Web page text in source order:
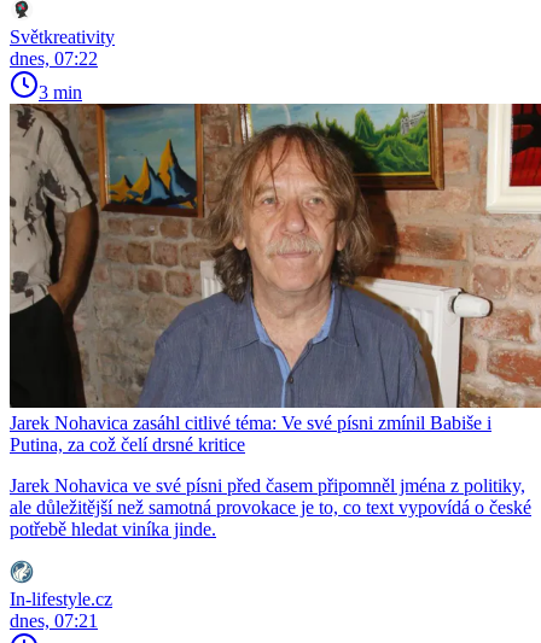
Světkreativity
dnes, 07:22
3 min
Jarek Nohavica zasáhl citlivé téma: Ve své písni zmínil Babiše i
Putina, za což čelí drsné kritice
Jarek Nohavica ve své písni před časem připomněl jména z politiky,
ale důležitější než samotná provokace je to, co text vypovídá o české
potřebě hledat viníka jinde.
In-lifestyle.cz
dnes, 07:21